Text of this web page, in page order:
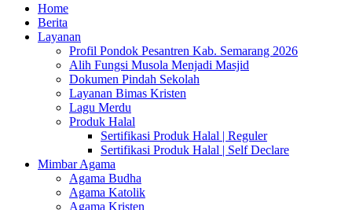
Home
Berita
Layanan
Profil Pondok Pesantren Kab. Semarang 2026
Alih Fungsi Musola Menjadi Masjid
Dokumen Pindah Sekolah
Layanan Bimas Kristen
Lagu Merdu
Produk Halal
Sertifikasi Produk Halal | Reguler
Sertifikasi Produk Halal | Self Declare
Mimbar Agama
Agama Budha
Agama Katolik
Agama Kristen